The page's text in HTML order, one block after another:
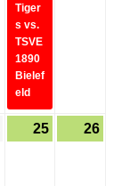
Tiger
s vs.
TSVE
1890
Bielef
eld
25 26